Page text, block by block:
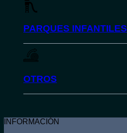
PARQUES INFANTILES
OTROS
INFORMACIÓN